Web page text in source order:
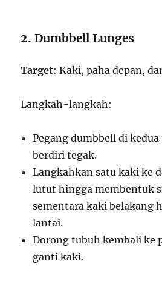
2.Dumbbell Lunges
Target: Kaki, paha depan,
Langkah-langkah:
Pegang dumbbell di
berdiri tegak.
Langkahkan satu kaki ke
lutut hingga membentuk
sementara kaki belakang
lantai.
Dorong tubuh kembali ke
ganti kaki.